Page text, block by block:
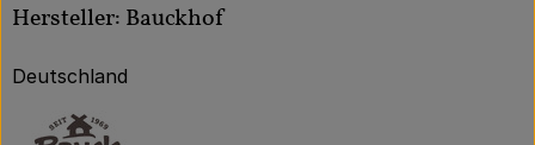
Hersteller: Bauckhof
Deutschland